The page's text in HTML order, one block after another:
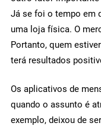
Já se foi o tempo em
uma loja física. O
Portanto, quem
terá resultados
Os aplicativos de
quando o assunto é
exemplo, deixou de